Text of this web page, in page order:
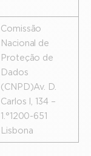
Comissão
Nacional de
Proteção de
Dados
(CNPD) Av. D.
Carlos I, 134 –
1.° 1200-651
Lisbona